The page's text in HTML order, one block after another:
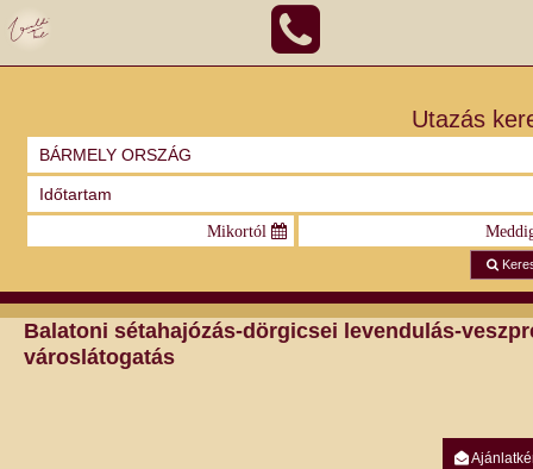
Utazás
Balatoni sétahajózás-dörgicsei levendulás-
városlátogatás